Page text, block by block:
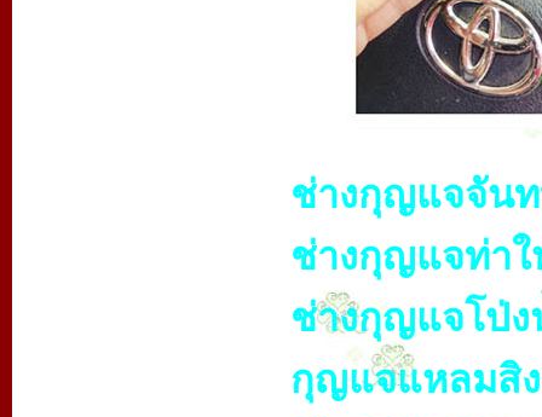
ช่างกุญแจจันท
ช่างกุญแจท่าใ
ช่างกุญแจโป่ง
กุญแจแหลมสิ